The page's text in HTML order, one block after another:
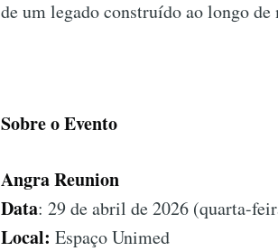
de um legado construído ao longo de
Sobre o Evento
Angra Reunion
Data: 29 de abril de 2026 (quarta-
Local: Espaço Unimed